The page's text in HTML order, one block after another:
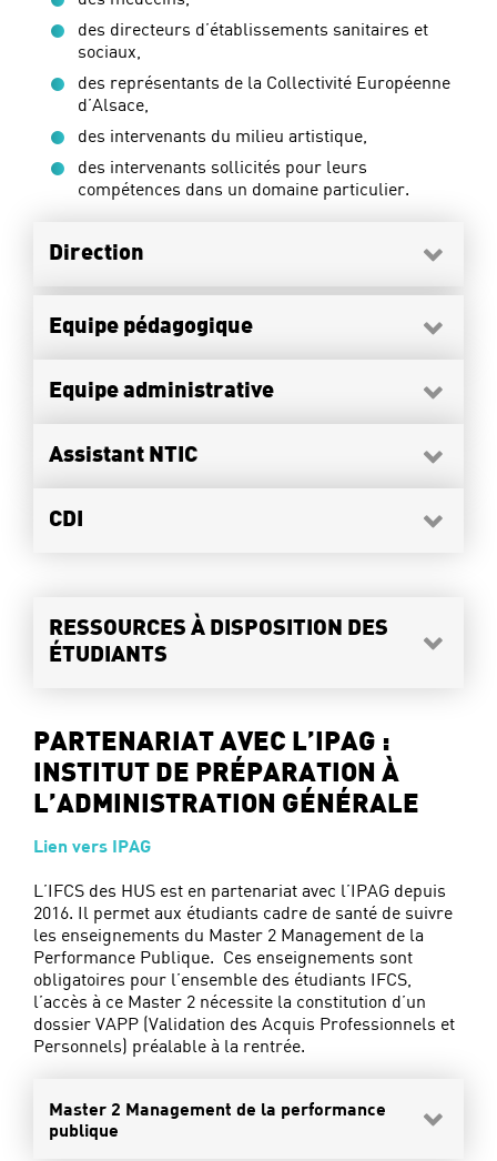
des directeurs d’établissements sanitaires et
sociaux,
des représentants de la Collectivité Européenne
d’Alsace,
des intervenants du milieu artistique,
des intervenants sollicités pour leurs
compétences dans un domaine particulier.
Direction
Equipe pédagogique
Equipe administrative
Assistant NTIC
CDI
RESSOURCES À DISPOSITION DES
ÉTUDIANTS
PARTENARIAT AVEC L’IPAG :
INSTITUT DE PRÉPARATION À
L’ADMINISTRATION GÉNÉRALE
Lien vers IPAG
L’IFCS des HUS est en partenariat avec l’IPAG depuis
2016. Il permet aux étudiants cadre de santé de suivre
les enseignements du Master 2 Management de la
Performance Publique. Ces enseignements sont
obligatoires pour l’ensemble des étudiants IFCS,
l’accès à ce Master 2 nécessite la constitution d’un
dossier VAPP (Validation des Acquis Professionnels et
Personnels) préalable à la rentrée.
Master 2 Management de la performance
publique